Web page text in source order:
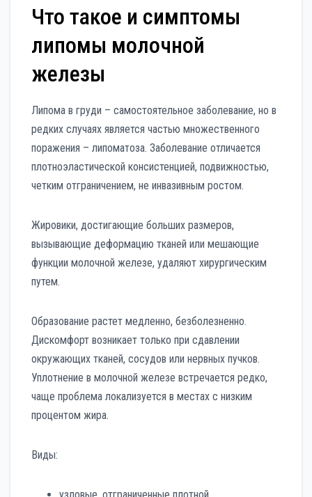
Что такое и симптомы
липомы молочной
железы
Липома в груди – самостоятельное заболевание, но в
редких случаях является частью множественного
поражения – липоматоза. Заболевание отличается
плотноэластической консистенцией, подвижностью,
четким отграничением, не инвазивным ростом.
Жировики, достигающие больших размеров,
вызывающие деформацию тканей или мешающие
функции молочной железе, удаляют хирургическим
путем.
Образование растет медленно, безболезненно.
Дискомфорт возникает только при сдавлении
окружающих тканей, сосудов или нервных пучков.
Уплотнение в молочной железе встречается редко,
чаще проблема локализуется в местах с низким
процентом жира.
Виды: